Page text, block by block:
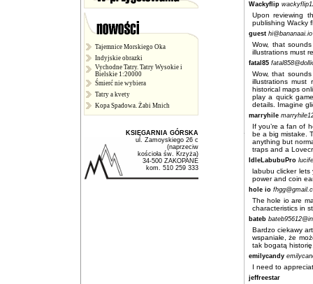
Tajemnice Morskiego Oka
Indyjskie obrazki
Vychodne Tatry. Tatry Wysokie i
Bielskie 1:20000
Śmierć nie wybiera
Tatry a kvety
Kopa Spadowa. Żabi Mnich
KSIĘGARNIA GÓRSKA
ul. Zamoyskiego 26 c
(naprzeciw
kościoła św. Krzyża)
34-500 ZAKOPANE
kom. 510 259 333
Wackyflip
Upon reviewing
publishing Wacky
guest hi@bananaai.io
Wow, that
illustrations must
fatal85
Wow, that
illustrations
historical maps
play a quick
details. Imagine
marryhile
If you’re a fan of
be a big mistake.
anything but
traps and a
IdleLabubuPro
labubu clickerlets
power and coin
hole io
Thehole ioare
characteristics in
bateb
Bardzo ciekawy
wspaniałe, że
tak bogatą
emilycandy
I need to
jeffreestar